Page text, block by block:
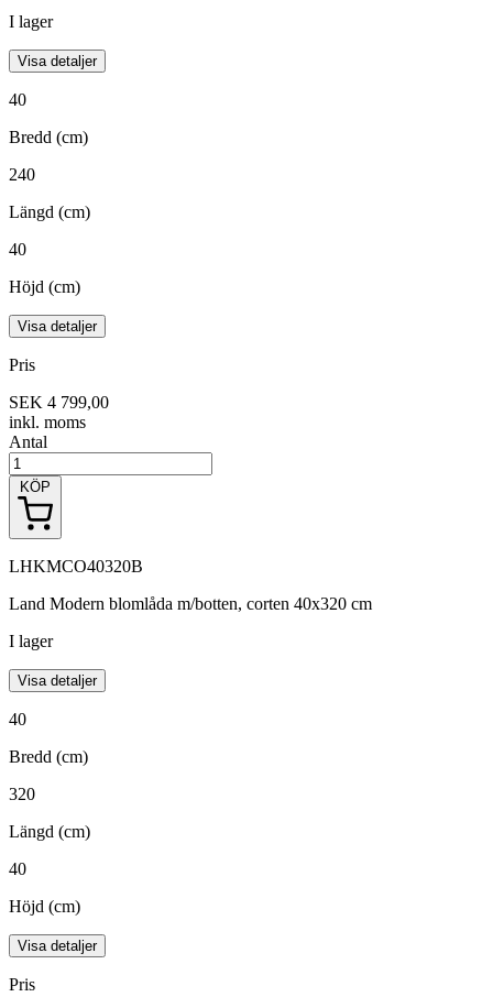
I lager
Visa detaljer
40
Bredd (cm)
240
Längd (cm)
40
Höjd (cm)
Visa detaljer
Pris
SEK 4 799,00
inkl. moms
Antal
KÖP
LHKMCO40320B
Land Modern blomlåda m/botten, corten 40x320 cm
I lager
Visa detaljer
40
Bredd (cm)
320
Längd (cm)
40
Höjd (cm)
Visa detaljer
Pris